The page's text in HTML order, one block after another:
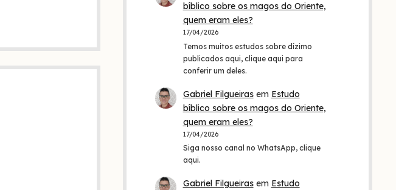
bíblico sobre os magos do Oriente,
quem eram eles?
17/04/2026
Temos muitos estudos sobre dízimo
publicados aqui, clique aqui para
conferir um deles.
Gabriel Filgueirasem Estudo
bíblico sobre os magos do Oriente,
quem eram eles?
17/04/2026
Siga nosso canal no WhatsApp, clique
aqui.
Gabriel Filgueirasem Estudo